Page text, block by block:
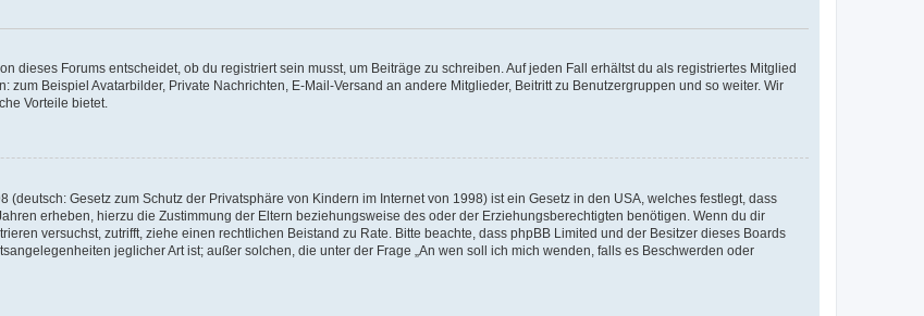
dieses Forums entscheidet, ob du registriert sein musst, um Beiträge zu schreiben. Auf jeden Fall erhältst du als registriertes Mitglied
zum Beispiel Avatarbilder, Private Nachrichten, E-Mail-Versand an andere Mitglieder, Beitritt zu Benutzergruppen und so weiter. Wir
Vorteile bietet.
(deutsch: Gesetz zum Schutz der Privatsphäre von Kindern im Internet von 1998) ist ein Gesetz in den USA, welches festlegt, dass
erheben, hierzu die Zustimmung der Eltern beziehungsweise des oder der Erziehungsberechtigten benötigen. Wenn du dir
versuchst, zutrifft, ziehe einen rechtlichen Beistand zu Rate. Bitte beachte, dass phpBB Limited und der Besitzer dieses Boards
jeglicher Art ist; außer solchen, die unter der Frage „An wen soll ich mich wenden, falls es Beschwerden oder